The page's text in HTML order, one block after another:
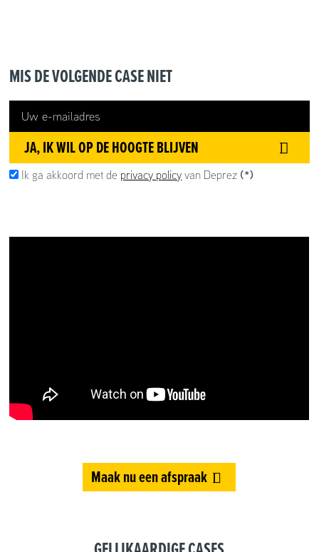
MIS DE VOLGENDE CASE NIET
JA, IK WIL OP DE HOOGTE BLIJVEN
Ik ga akkoord met de privacy policyvan Deprez (*)
Maak nu een afspraak